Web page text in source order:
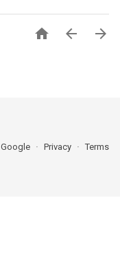
  
Google Privacy Terms